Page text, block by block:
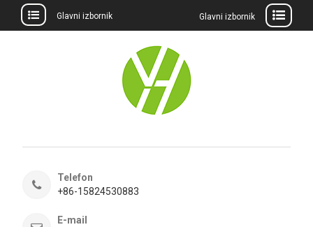
Glavni izbornik Glavni izbornik
Telefon
+86-15824530883
E-mail